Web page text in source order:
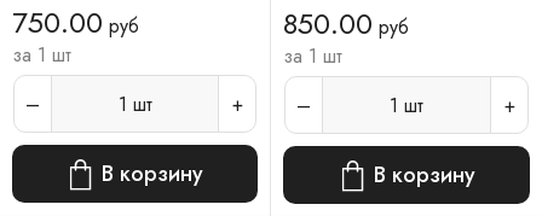
750.00 руб
за 1 шт
1 шт
В корзину
850.00 руб
за 1 шт
1 шт
В корзину